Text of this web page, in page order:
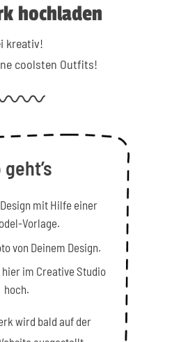
hochladen
kreativ!
coolsten Outfits!
geht’s
mit Hilfe einer
Vorlage.
von Deinem Design.
hier im Creative Studio
hoch.
wird bald auf der